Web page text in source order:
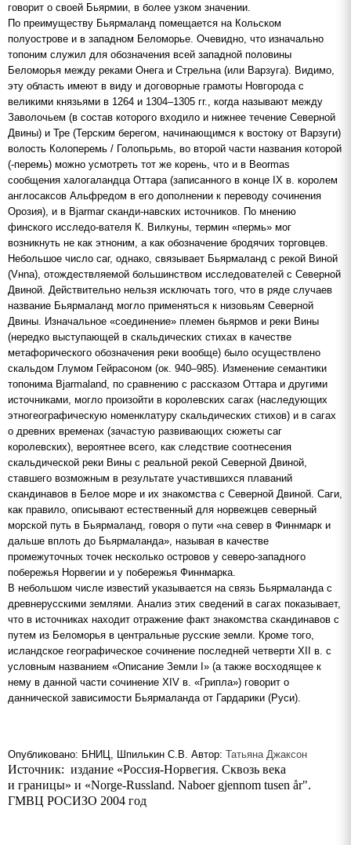
говорит о своей Бьярмии, в более узком значении.
По преимуществу Бьярмаланд помещается на Кольском
полуострове и в западном Беломорье. Очевидно, что изначально
топоним служил для обозначения всей западной половины
Беломорья между реками Онега и Стрельна (или Варзуга). Видимо,
эту область имеют в виду и договорные грамоты Новгорода с
великими князьями в 1264 и 1304–1305 гг., когда называют между
Заволочьем (в состав которого входило и нижнее течение Северной
Двины) и Тре (Терским берегом, начинающимся к востоку от Варзуги)
волость Колоперемь / Голопьрьмь, во второй части названия которой
(-перемь) можно усмотреть тот же корень, что и в Beormas
сообщения халогаландца Оттара (записанного в конце IX в. королем
англосаксов Альфредом в его дополнении к переводу сочинения
Орозия), и в Bjarmar сканди-навских источников. По мнению
финского исследо-вателя К. Вилкуны, термин «пермь» мог
возникнуть не как этноним, а как обозначение бродячих торговцев.
Небольшое число саг, однако, связывает Бьярмаланд с рекой Виной
(Vнna), отождествляемой большинством исследователей с Северной
Двиной. Действительно нельзя исключать того, что в ряде случаев
название Бьярмаланд могло применяться к низовьям Северной
Двины. Изначальное «соединение» племен бьярмов и реки Вины
(нередко выступающей в скальдических стихах в качестве
метафорического обозначения реки вообще) было осуществлено
скальдом Глумом Гейрасоном (ок. 940–985). Изменение семантики
топонима Bjarmaland, по сравнению с рассказом Оттара и другими
источниками, могло произойти в королевских сагах (наследующих
этногеографическую номенклатуру скальдических стихов) и в сагах
о древних временах (зачастую развивающих сюжеты саг
королевских), вероятнее всего, как следствие соотнесения
скальдической реки Вины с реальной рекой Северной Двиной,
ставшего возможным в результате участившихся плаваний
скандинавов в Белое море и их знакомства с Северной Двиной. Саги,
как правило, описывают естественный для норвежцев северный
морской путь в Бьярмаланд, говоря о пути «на север в Финнмарк и
дальше вплоть до Бьярмаланда», называя в качестве
промежуточных точек несколько островов у северо-западного
побережья Норвегии и у побережья Финнмарка.
В небольшом числе известий указывается на связь Бьярмаланда с
древнерусскими землями. Анализ этих сведений в сагах показывает,
что в источниках находит отражение факт знакомства скандинавов с
путем из Беломорья в центральные русские земли. Кроме того,
исландское географическое сочинение последней четверти XII в. с
условным названием «Описание Земли I» (а также восходящее к
нему в данной части сочинение XIV в. «Грипла») говорит о
даннической зависимости Бьярмаланда от Гардарики (Руси).
Опубликовано: БНИЦ, Шпилькин С.В. Автор: Татьяна Джаксон
Источник: издание «Россия-Норвегия. Сквозь века
и границы» и «Norge-Russland. Naboer gjennom tusen år".
ГМВЦ РОСИЗО 2004 год